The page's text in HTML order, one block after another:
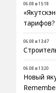
06.08 в 15:18
тарифов?
06.08 в 13:47
06.08 в 13:20
Новый